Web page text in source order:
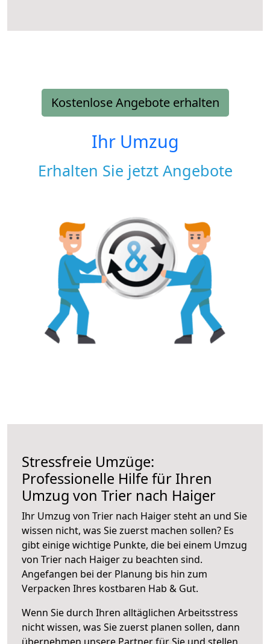
Kostenlose Angebote erhalten
Ihr Umzug
Erhalten Sie jetzt Angebote
Stressfreie Umzüge:
Professionelle Hilfe für Ihren
Umzug von Trier nach Haiger
Ihr Umzug von Trier nach Haiger steht an und Sie
wissen nicht, was Sie zuerst machen sollen? Es
gibt einige wichtige Punkte, die bei einem Umzug
von Trier nach Haiger zu beachten sind.
Angefangen bei der Planung bis hin zum
Verpacken Ihres kostbaren Hab & Gut.
Wenn Sie durch Ihren alltäglichen Arbeitsstress
nicht wissen, was Sie zuerst planen sollen, dann